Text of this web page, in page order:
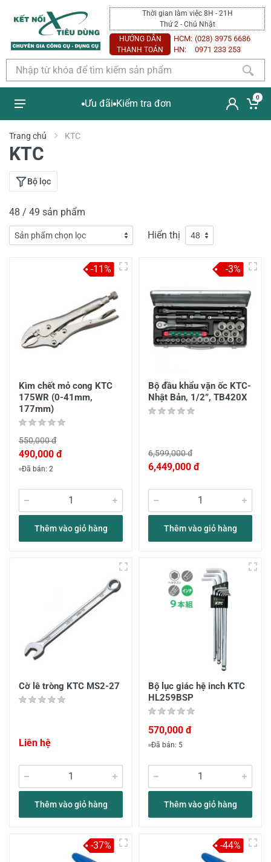
Thời gian làm việc 8H - 21H
Thứ 2 - Chủ Nhật
HƯỚNG DẪN
THANH TOÁN
HCM: (028) 3975 6686
HN:
0971 233 253
Ưu đãi Kiểm tra đơn
0
Trang chủ KTC
KTC
Bộ lọc
48 / 49 sản phẩm
Hiển thị
Kìm chết mỏ cong KTC
175WR (0-41mm,
177mm)
550,000 đ
490,000 đ
Đã bán: 2
Thêm vào giỏ hàng
-11%
Bộ đầu khẩu vặn ốc KTC-
Nhật Bản, 1/2”, TB420X
6,599,000 đ
6,449,000 đ
Thêm vào giỏ hàng
-3%
Cờ lê tròng KTC MS2-27
Liên hệ
Thêm vào giỏ hàng
Bộ lục giác hệ inch KTC
HL259BSP
570,000 đ
Đã bán: 5
Thêm vào giỏ hàng
-37% -44%